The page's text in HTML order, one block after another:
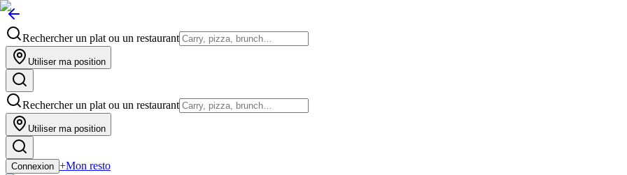
Rechercher un plat ou un restaurant
Utiliser ma position
Rechercher un plat ou un restaurant
Utiliser ma position
Connexion +Mon resto